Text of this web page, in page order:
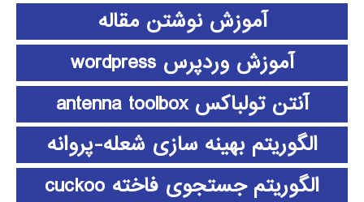
آموزش نوشتن مقاله
آموزش وردپرس wordpress
آنتن تولباکس antenna toolbox
الگوریتم بهینه سازی شعله-پروانه
الگوریتم جستجوی فاخته cuckoo